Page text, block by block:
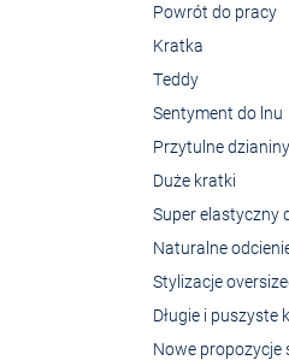
Powrót do pracy
Kratka
Teddy
Sentyment do lnu
Przytulne dzianiny
Duże kratki
Super elastyczny
Naturalne
Stylizacje
Długie i puszyste
Nowe propozycje